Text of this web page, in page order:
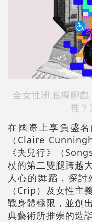
全女性班底獨腳
裡？
在國際上享負盛
（Claire
《夬兒行》（
杖的第二雙腿跨越
人心的舞蹈，探
（Crip）及女性主
戰身體極限，並創
典藝術所推崇的造